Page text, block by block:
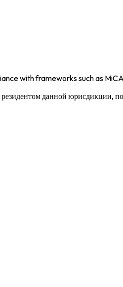
with frameworks such as
данной юрисдикции,